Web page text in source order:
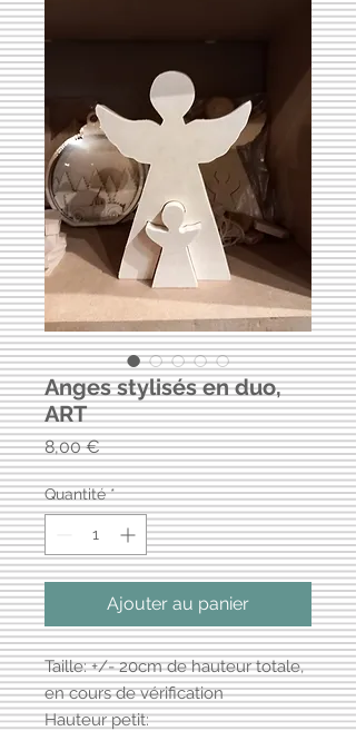
Anges stylisés en duo,
ART
8,00 €Prix
Quantité *
Ajouter au panier
Taille: +/- 20cm de hauteur totale,
en cours de vérification
Hauteur petit: